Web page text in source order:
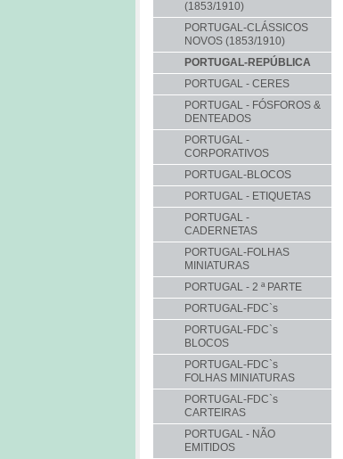
(1853/1910)
PORTUGAL-CLÁSSICOS
NOVOS (1853/1910)
PORTUGAL-REPÚBLICA
PORTUGAL - CERES
PORTUGAL - FÓSFOROS &
DENTEADOS
PORTUGAL -
CORPORATIVOS
PORTUGAL-BLOCOS
PORTUGAL - ETIQUETAS
PORTUGAL -
CADERNETAS
PORTUGAL-FOLHAS
MINIATURAS
PORTUGAL - 2 ª PARTE
PORTUGAL-FDC`s
PORTUGAL-FDC`s
BLOCOS
PORTUGAL-FDC`s
FOLHAS MINIATURAS
PORTUGAL-FDC`s
CARTEIRAS
PORTUGAL - NÃO
EMITIDOS